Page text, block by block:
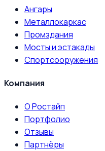
Ангары
Металлокаркас
Промздания
Мосты и эстакады
Спортсооружения
Компания
О Ростайп
Портфолио
Отзывы
Партнёры